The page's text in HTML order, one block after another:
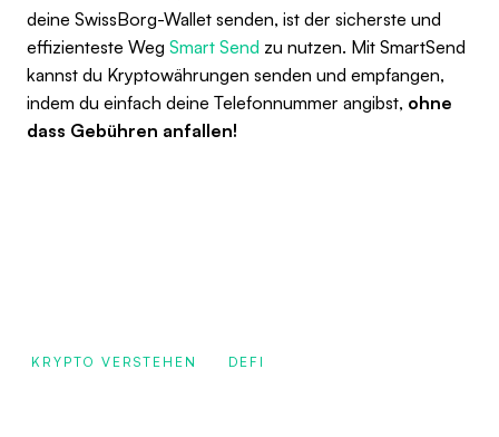
deine SwissBorg-Wallet senden, ist der sicherste und
effizienteste Weg Smart Send zu nutzen. Mit SmartSend
kannst du Kryptowährungen senden und empfangen,
indem du einfach deine Telefonnummer angibst, ohne
dass Gebühren anfallen!
KRYPTO VERSTEHEN DEFI